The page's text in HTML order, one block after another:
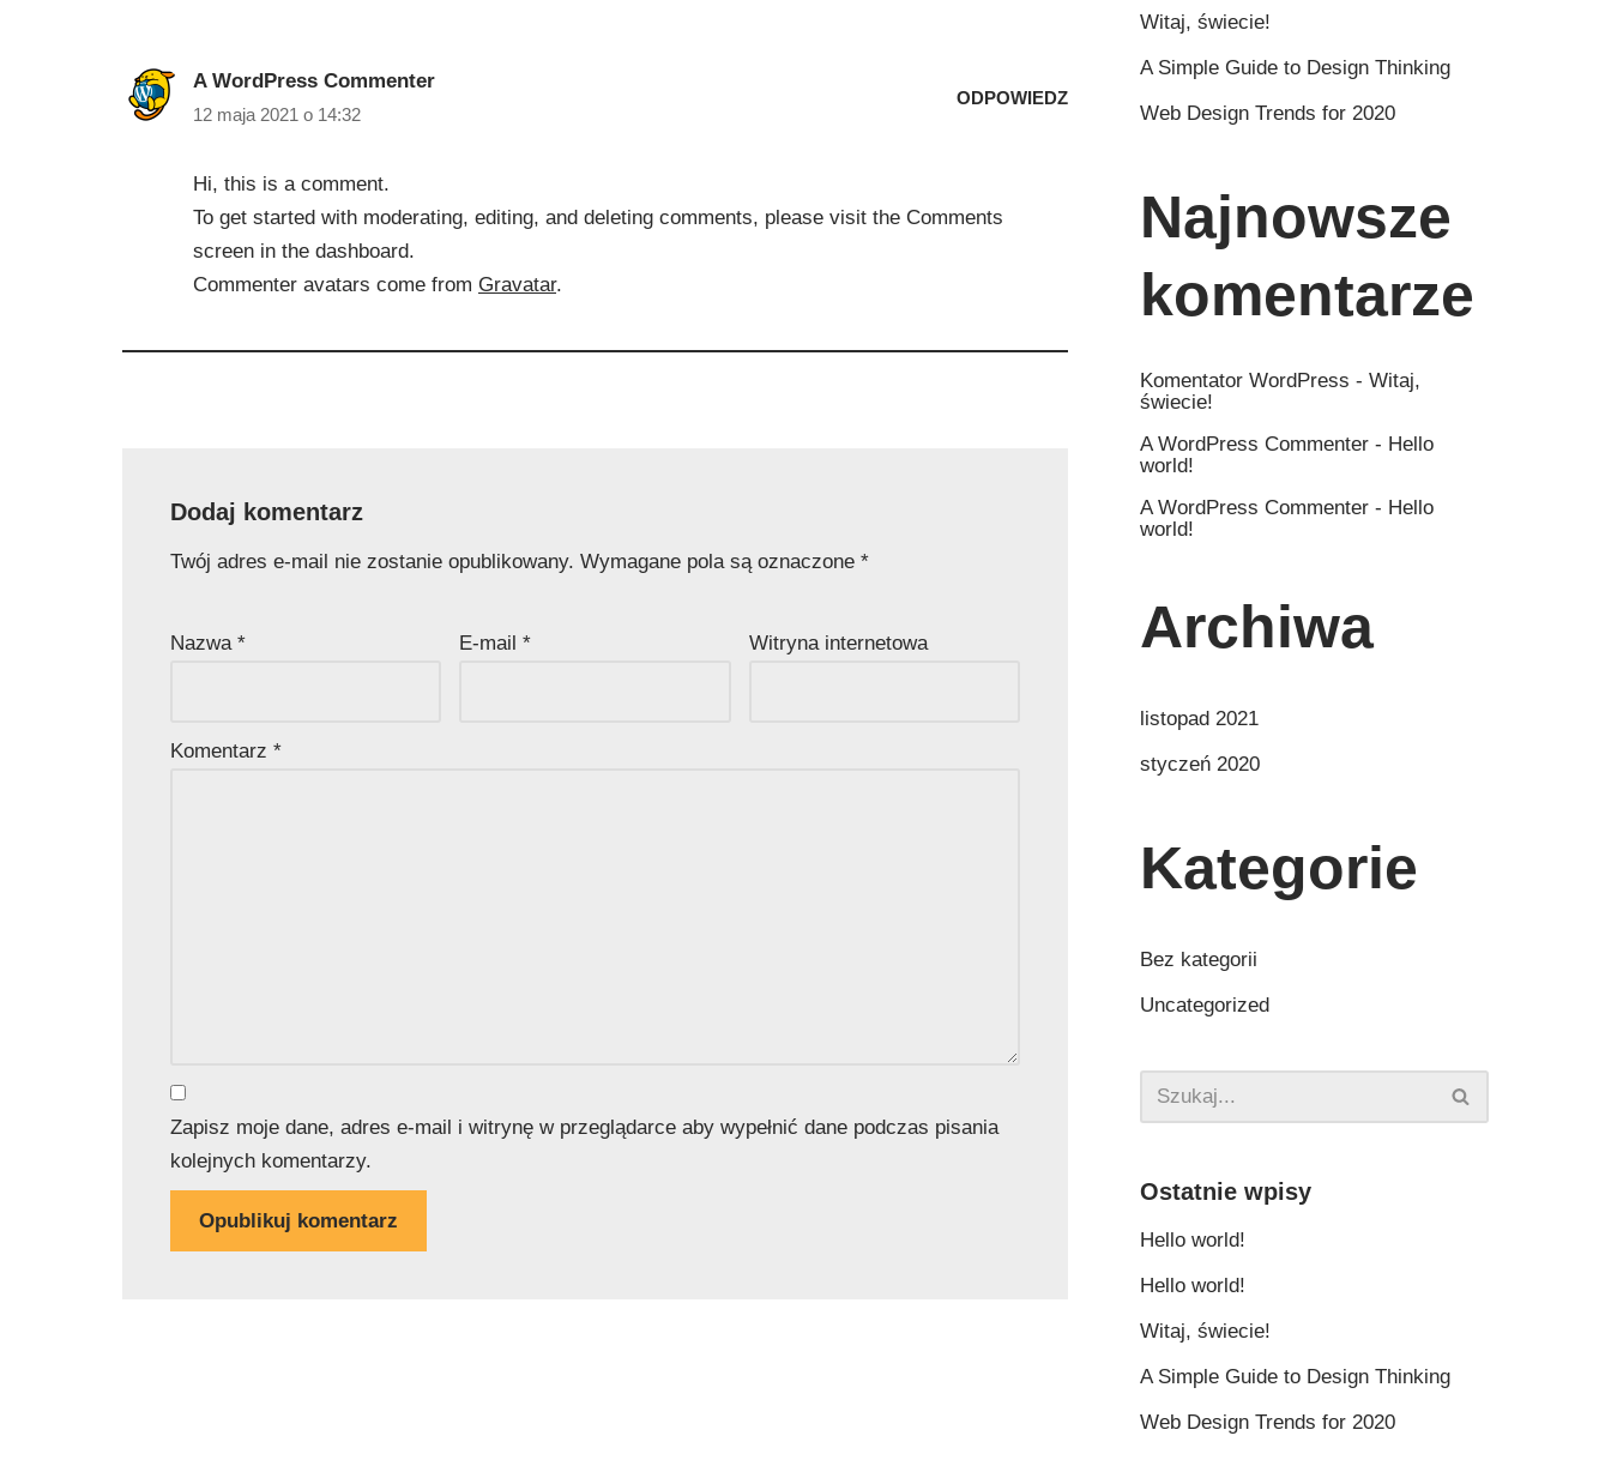
A WordPress Commenter
12 maja 2021 o 14:32
ODPOWIEDZ
Hi, this is a comment.
To get started with moderating, editing, and deleting comments, please visit the Comments
screen in the dashboard.
Commenter avatars come from Gravatar.
Dodaj komentarz
Twój adres e-mail nie zostanie opublikowany. Wymagane pola są oznaczone *
Nazwa * E-mail* Witryna internetowa
Komentarz *
Zapisz moje dane, adres e-mail i witrynę w przeglądarce aby wypełnić dane podczas pisania
kolejnych komentarzy.
Witaj, świecie!
A Simple Guide to Design Thinking
Web Design Trends for 2020
Najnowsze
komentarze
Komentator WordPress - Witaj,
świecie!
A WordPress Commenter - Hello
world!
A WordPress Commenter - Hello
world!
Archiwa
listopad 2021
styczeń 2020
Kategorie
Bez kategorii
Uncategorized
Ostatnie wpisy
Hello world!
Hello world!
Witaj, świecie!
A Simple Guide to Design Thinking
Web Design Trends for 2020